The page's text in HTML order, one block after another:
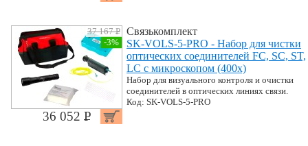
37 167 PУБ.
-3%
36 052 P УБ.
Связькомплект
SK-VOLS-5-PRO - Набор для чистки
оптических соединителей FC, SC, ST,
LC c микроскопом (400х)
Набор для визуального контроля и очистки
соединителей в оптических линиях связи.
Код: SK-VOLS-5-PRO